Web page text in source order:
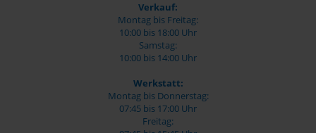
Verkauf:
Montag bis Freitag:
10:00 bis 18:00 Uhr
Samstag:
10:00 bis 14:00 Uhr
Werkstatt:
Montag bis Donnerstag:
07:45 bis 17:00 Uhr
Freitag: